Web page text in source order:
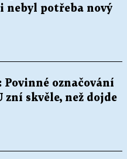
nebyl potřeba nový
označování
zní skvěle, než dojde